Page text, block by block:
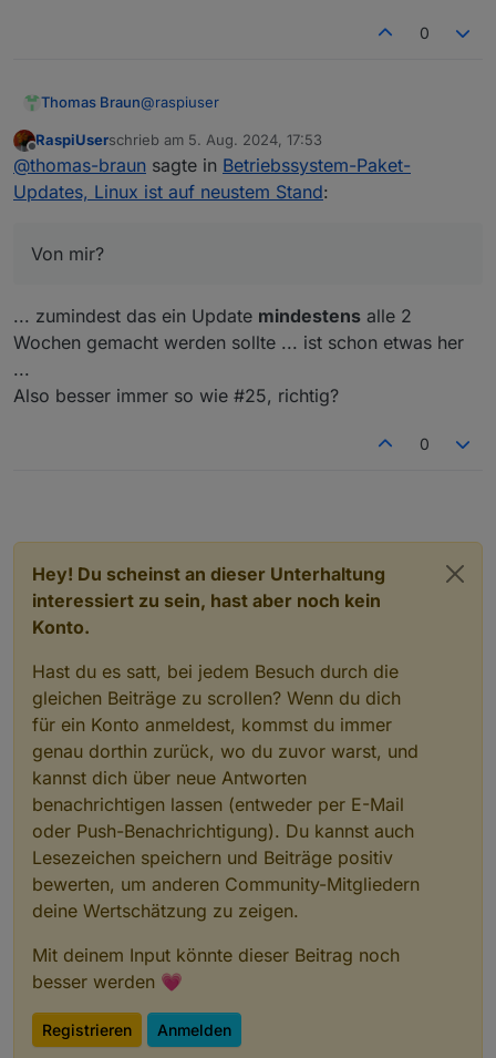
0
Thomas Braun@raspiuser
Von mir?
Ungewöhnlich.
Statt apt-get verwende ich eigentlich eher apt.
Offline
RaspiUserschrieb am 5. Aug. 2024, 17:53
zuletzt editiert von
@thomas-braun sagte in Betriebssystem-Paket-
Updates, Linux ist auf neustem Stand:
Von mir?
... zumindest das ein Update mindestens alle 2
Wochen gemacht werden sollte ... ist schon etwas her
...
Also besser immer so wie #25, richtig?
0
Hey! Du scheinst an dieser Unterhaltung
interessiert zu sein, hast aber noch kein
Konto.
Hast du es satt, bei jedem Besuch durch die
gleichen Beiträge zu scrollen? Wenn du dich
für ein Konto anmeldest, kommst du immer
genau dorthin zurück, wo du zuvor warst, und
kannst dich über neue Antworten
benachrichtigen lassen (entweder per E-Mail
oder Push-Benachrichtigung). Du kannst auch
Lesezeichen speichern und Beiträge positiv
bewerten, um anderen Community-Mitgliedern
deine Wertschätzung zu zeigen.
Mit deinem Input könnte dieser Beitrag noch
besser werden 💗
Registrieren Anmelden